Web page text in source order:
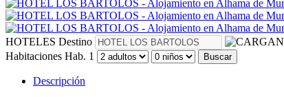
HOTELES Destino
Habitaciones Hab. 1 Buscar
Descripción